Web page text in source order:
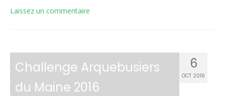
Laissez un commentaire
6
OCT 2016
Challenge Arquebusiers
du Maine 2016